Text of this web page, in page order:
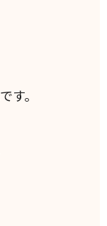
です。